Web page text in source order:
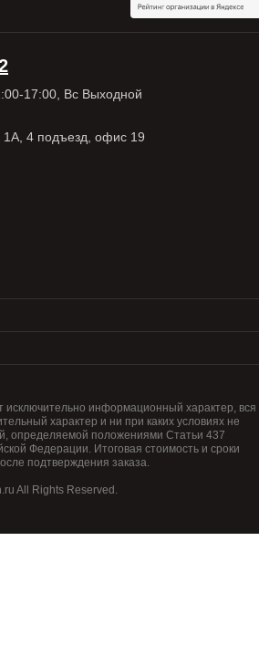
17:00, Вс Выходной
1А, 4 подъезд, офис 19
исключительно информационный характер, вся
характер и ни при каких условиях не
определяемой положениями Статьи 437
Федерации. Итоговая стоимость и сроки
подтверждения заказа.
All Rights Reserved.